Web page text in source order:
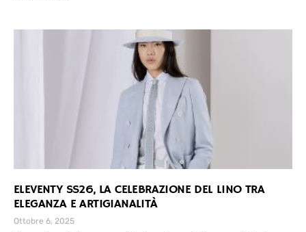
ELEVENTY SS26, LA CELEBRAZIONE DEL LINO TRA
ELEGANZA E ARTIGIANALITÀ
Ottobre 6, 2025